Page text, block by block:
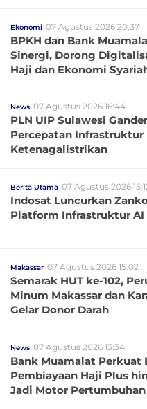
Ekonomi 07 Agustus 2026 20:37
BPKH dan Bank
Sinergi, Dorong
Haji dan Ekonomi
News 07 Agustus 2026 16:44
PLN UIP Sulawesi
Percepatan Infrastruktur
Ketenagalistrikan
Berita Utama 07 Agustus 2026
Indosat Luncurkan
Platform Infrastruktur AI
Makassar 07 Agustus 2026 15:02
Semarak HUT ke-102,
Minum Makassar dan
Gelar Donor Darah
News 07 Agustus 2026 13:34
Bank Muamalat Perkuat
Pembiayaan Haji Plus
Jadi Motor Pertumbuhan